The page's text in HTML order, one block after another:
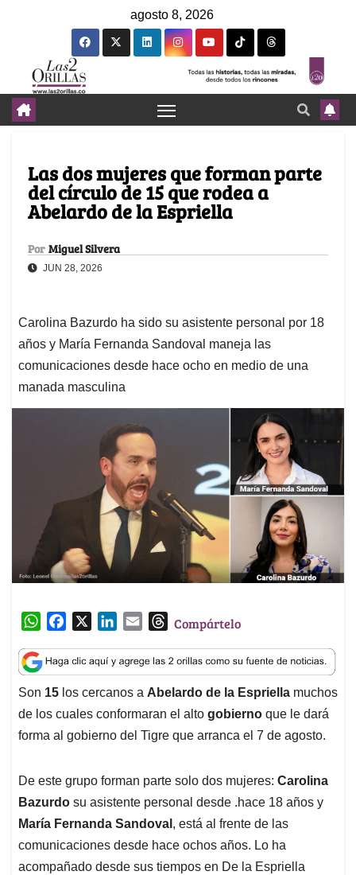
agosto 8, 2026
Las dos mujeres que forman parte
del círculo de 15 que rodea a
Abelardo de la Espriella
Por Miguel Silvera
JUN 28, 2026
Carolina Bazurdo ha sido su asistente personal por 18
años y María Fernanda Sandoval maneja las
comunicaciones desde hace ocho en medio de una
manada masculina
W
a
t
s
A
p
c
e
b
o
o
n
k
e
d
I
a
i
l
T
r
e
a
d
s
Compártelo
Son 15 los cercanos a Abelardo de la Espriella muchos
de los cuales conformaran el alto gobierno que le dará
forma al gobierno del Tigre que arranca el 7 de agosto.
De este grupo forman parte solo dos mujeres: Carolina
Bazurdo su asistente personal desde .hace 18 años y
María Fernanda Sandoval , está al frente de las
comunicaciones desde hace ochos años. Lo ha
acompañado desde sus tiempos en De la Espriella